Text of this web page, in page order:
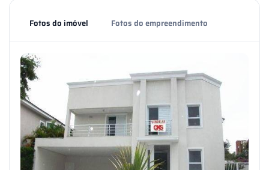
Fotos do imóvel Fotos do empreendimento